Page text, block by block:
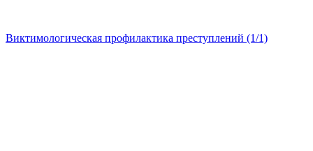
Виктимологическая профилактика преступлений (1/1)